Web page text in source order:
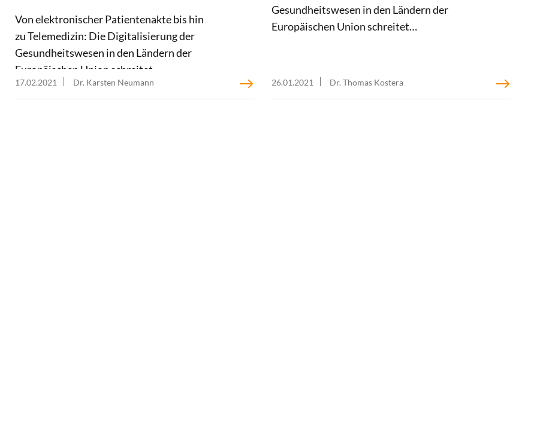
Von elektronischer Patientenakte bis hin
zu Telemedizin: Die Digitalisierung der
Gesundheitswesen in den Ländern der
Europäischen Union schreitet
unterschiedlich rasch voran und gleicht
einem Flickenteppich. Zwar gibt es eine
17.02.2021 Dr. Karsten Neumann
Gesundheitswesen in den Ländern der
Europäischen Union schreitet
Vielzahl guter europäischer Initiativen im
26.01.2021 Dr. Thomas Kostera